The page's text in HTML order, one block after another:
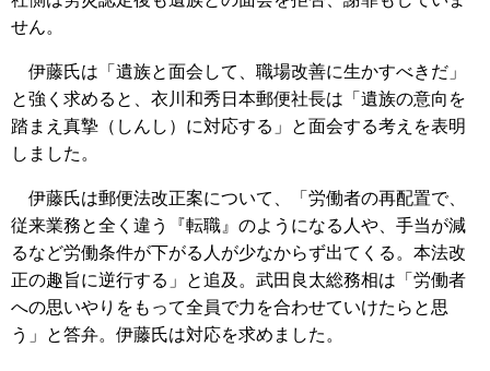
せん。
伊藤氏は「遺族と面会して、職場改善に生かすべきだ」
と強く求めると、衣川和秀日本郵便社長は「遺族の意向を
踏まえ真摯（しんし）に対応する」と面会する考えを表明
しました。
伊藤氏は郵便法改正案について、「労働者の再配置で、
従来業務と全く違う『転職』のようになる人や、手当が減
るなど労働条件が下がる人が少なからず出てくる。本法改
正の趣旨に逆行する」と追及。武田良太総務相は「労働者
への思いやりをもって全員で力を合わせていけたらと思
う」と答弁。伊藤氏は対応を求めました。